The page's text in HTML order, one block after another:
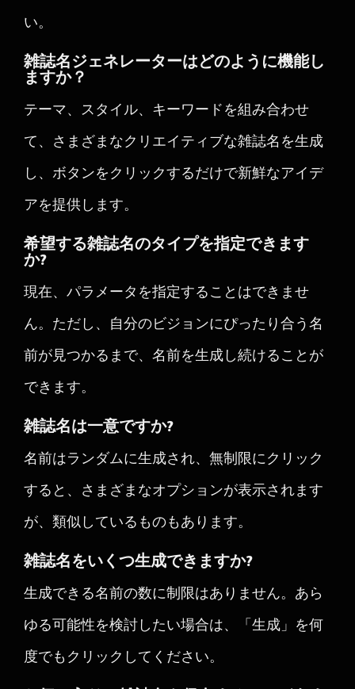
い。
雑誌名ジェネレーターはどのように機能し
ますか？
テーマ、スタイル、キーワードを組み合わせ
て、さまざまなクリエイティブな雑誌名を生成
し、ボタンをクリックするだけで新鮮なアイデ
アを提供します。
希望する雑誌名のタイプを指定できます
か?
現在、パラメータを指定することはできませ
ん。ただし、自分のビジョンにぴったり合う名
前が見つかるまで、名前を生成し続けることが
できます。
雑誌名は一意ですか?
名前はランダムに生成され、無制限にクリック
すると、さまざまなオプションが表示されます
が、類似しているものもあります。
雑誌名をいくつ生成できますか?
生成できる名前の数に制限はありません。あら
ゆる可能性を検討したい場合は、「生成」を何
度でもクリックしてください。